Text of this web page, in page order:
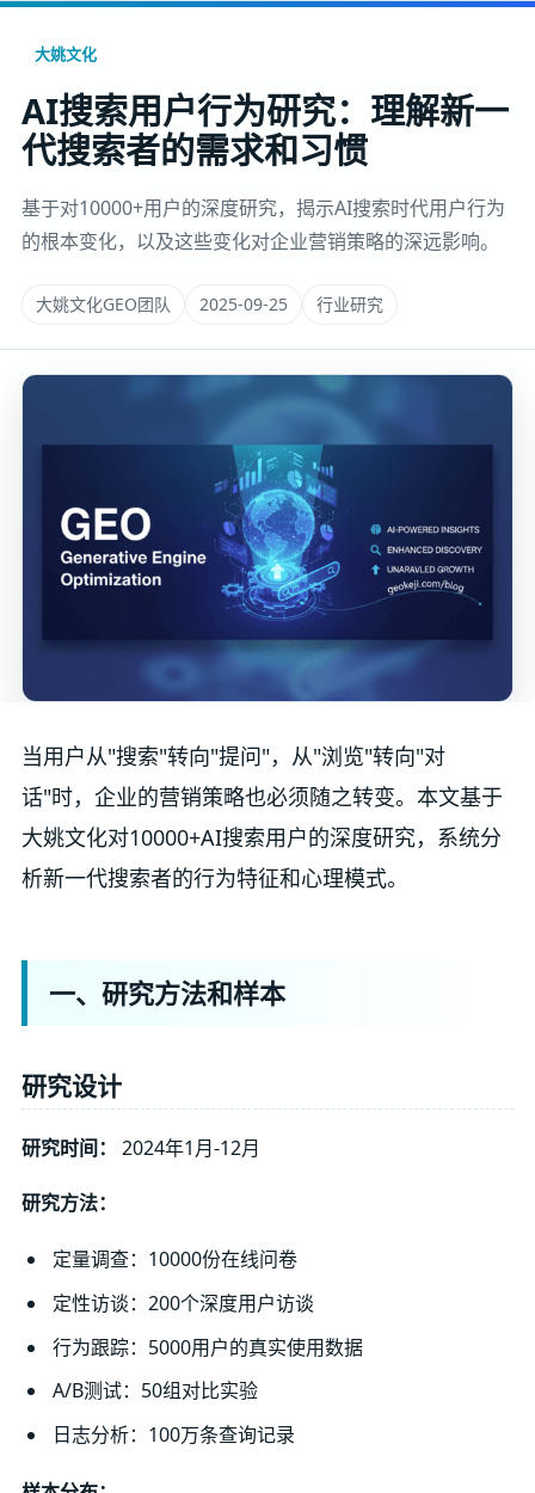
大姚文化
AI搜索用户行为研究：理解新一
代搜索者的需求和习惯
基于对10000+用户的深度研究，揭示AI搜索时代用户行为
的根本变化，以及这些变化对企业营销策略的深远影响。
大姚文化GEO团队 2025-09-25 行业研究
当用户从"搜索"转向"提问"，从"浏览"转向"对
话"时，企业的营销策略也必须随之转变。本文基于
大姚文化对10000+AI搜索用户的深度研究，系统分
析新一代搜索者的行为特征和心理模式。
一、研究方法和样本
研究设计
研究时间： 2024年1月-12月
研究方法：
定量调查：10000份在线问卷
定性访谈：200个深度用户访谈
行为跟踪：5000用户的真实使用数据
A/B测试：50组对比实验
日志分析：100万条查询记录